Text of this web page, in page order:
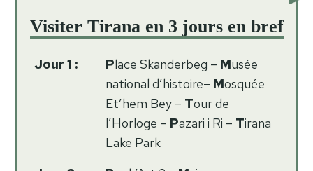
Visiter Tirana en 3 jours en bref
Jour 1 : Place Skanderbeg – Musée
national d’histoire– Mosquée
Et’hem Bey – Tour de
l’Horloge – Pazari i Ri – Tirana
Lake Park